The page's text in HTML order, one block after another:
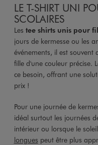
LE T-SHIRT UNI
SCOLAIRES
Les tee shirts unis pour
jours de kermesse ou les
événements, il est
fille d'une couleur précise.
ce besoin, offrant une
prix !
Pour une journée de
idéal surtout les journées
intérieur ou lorsque le
longues peut être plus